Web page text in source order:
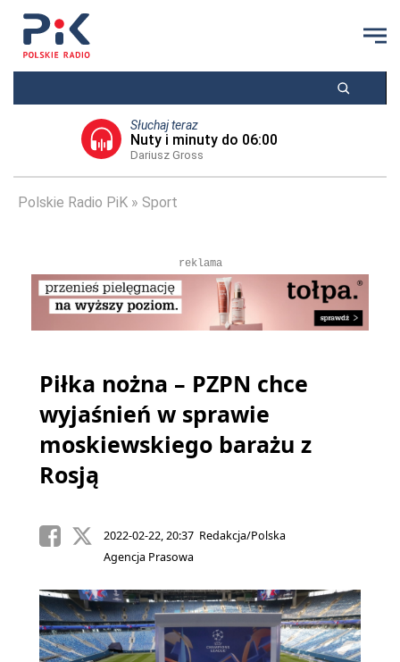
Słuchaj teraz
Nuty i minuty do 06:00
Dariusz Gross
Polskie Radio PiK Sport
reklama
Piłka nożna – PZPN chce
wyjaśnień w sprawie
moskiewskiego barażu z
Rosją
2022-02-22, 20:37 Redakcja/Polska
Agencja Prasowa